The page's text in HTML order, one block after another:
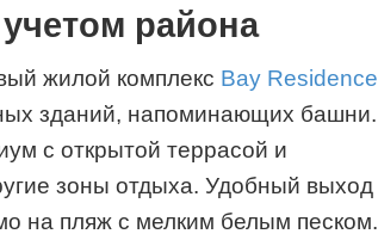
района
жилой комплекс Bay Residence
зданий, напоминающих башни.
с открытой террасой и
зоны отдыха. Удобный выход
на пляж с мелким белым песком.